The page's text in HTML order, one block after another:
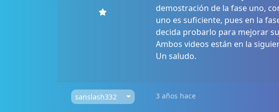
demostración de la fase uno,
uno es suficiente, pues en la
decida probarlo para mejorar
Ambos videos están en la
Un saludo.
sanslash332
3 años hace